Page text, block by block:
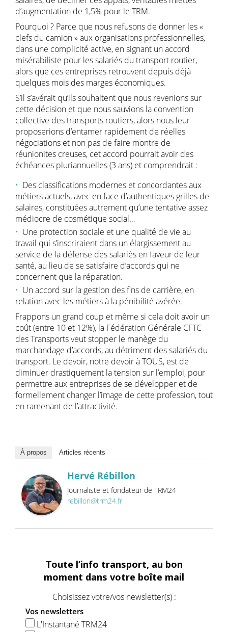
d’augmentation de 1,5% pour le TRM.
Pourquoi ? Parce que nous refusons de donner les «
clefs du camion » aux organisations professionnelles,
dans une complicité active, en signant un accord
misérabiliste pour les salariés du transport routier,
alors que ces entreprises retrouvent depuis déjà
quelques mois des marges économiques.
S’il s’avérait qu’ils souhaitent que nous revenions sur
cette décision et que nous sauvions la convention
collective des transports routiers, alors nous leur
proposerions d’entamer rapidement de réelles
négociations et non pas de faire montre de
réunionites creuses, cet accord pourrait avoir des
échéances pluriannuelles (3 ans) et comprendrait :
Des classifications modernes et concordantes aux
métiers actuels, avec en face d’authentiques grilles de
salaires, constituées autrement qu’une tentative assez
médiocre de cosmétique social…
Une protection sociale et une qualité de vie au
travail qui s’inscriraient dans un élargissement au
service de la défense des salariés en faveur de leur
santé, au lieu de se satisfaire d’accords qui ne
concernent que la réparation.
Un accord sur la gestion des fins de carrière, en
relation avec les métiers à la pénibilité avérée.
Frappons un grand coup et même si cela doit avoir un
coût (entre 10 et 12%), la Fédération Générale CFTC
des Transports veut stopper le manège du
marchandage d’accords, au détriment des salariés du
transport. Le devoir, notre devoir à TOUS, est de
diminuer drastiquement la tension sur l’emploi, pour
permettre aux entreprises de se développer et de
formellement changer l’image de cette profession, tout
en ramenant de l’attractivité.
À propos Articles récents
Hervé Rébillon
Journaliste et fondateur de TRM24
rebillon@trm24.fr
Toute l’info transport, au bon
moment dans votre boîte mail
Choisissez votre/vos newsletter(s) :
Vos newsletters
L'Instantané TRM24